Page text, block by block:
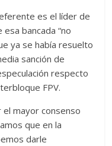
es el líder de
bancada “no
ya se había resuelto
sanción de
respecto
FPV.
el mayor consenso
que en la
darle